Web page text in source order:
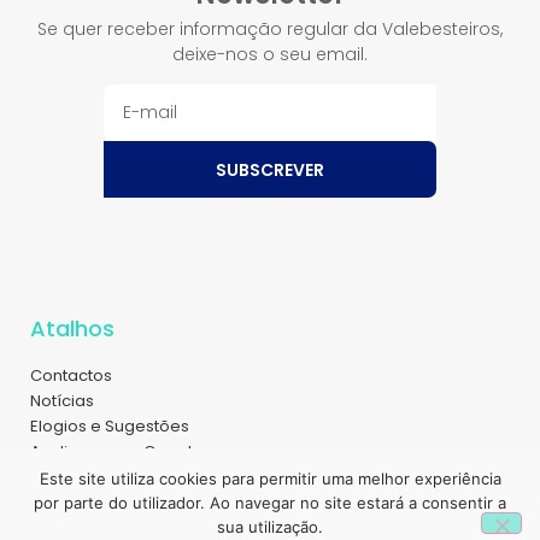
Se quer receber informação regular da Valebesteiros,
deixe-nos o seu email.
SUBSCREVER
Atalhos
Contactos
Notícias
Elogios e Sugestões
Avalie-nos no Google
Sobre nós
Magazine
1
Este site utiliza cookies para permitir uma melhor experiência
por parte do utilizador. Ao navegar no site estará a consentir a
sua utilização.